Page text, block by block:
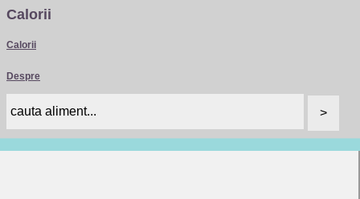
Calorii
Calorii
Despre